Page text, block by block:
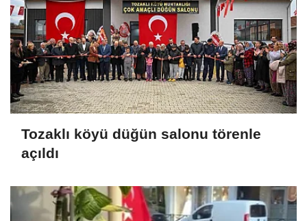
Tozaklı köyü düğün salonu törenle
açıldı